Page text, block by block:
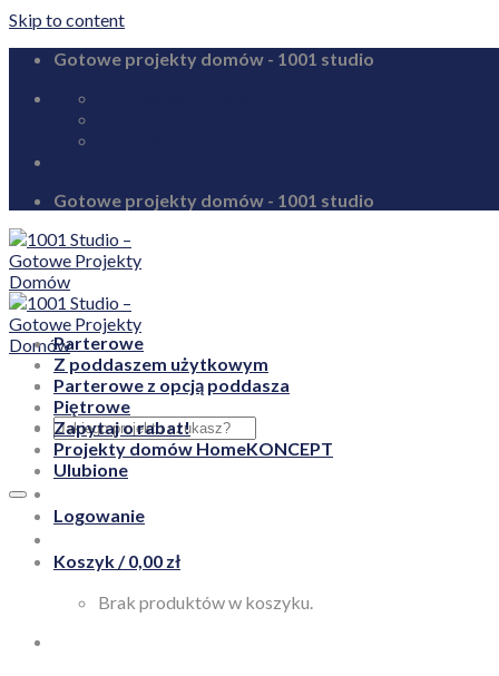
Skip to content
Gotowe projekty domów - 1001 studio
Gotowe projekty domów - 1001 studio
Ulubione
Logowanie
Koszyk /0,00 zł
Brak produktów w koszyku.
Parterowe
Z poddaszem użytkowym
Parterowe z opcją poddasza
Piętrowe
Zapytaj o rabat!
Projekty domów HomeKONCEPT